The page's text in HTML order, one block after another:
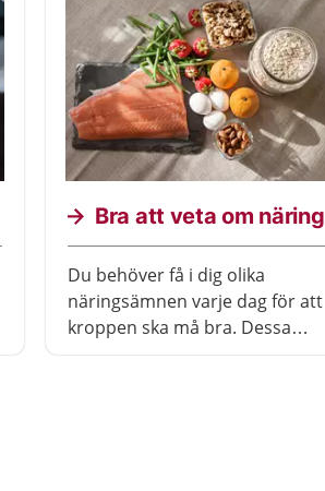
Bra att veta om näring
Du behöver få i dig olika
näringsämnen varje dag för att
kroppen ska må bra. Dessa